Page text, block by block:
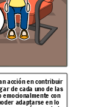
acción en contribuir
de cada uno de las
emocionalmente con
adaptarse en lo